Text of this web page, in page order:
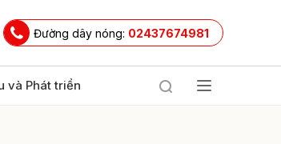
Đường dây nóng: 02437674981
và Phát triển